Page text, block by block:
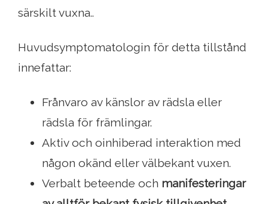
särskilt vuxna..
Huvudsymptomatologin för detta tillstånd
innefattar:
Frånvaro av känslor av rädsla eller
rädsla för främlingar.
Aktiv och oinhiberad interaktion med
någon okänd eller välbekant vuxen.
Verbalt beteende och manifesteringar